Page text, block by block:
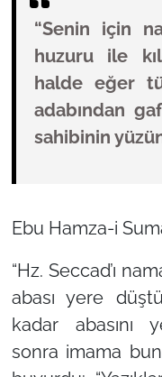
“Senin için
huzuru ile
halde eğer
adabından
sahibinin
Ebu Hamza-i
“Hz. Seccad’ı
abası yere
kadar abasını
sonra imama